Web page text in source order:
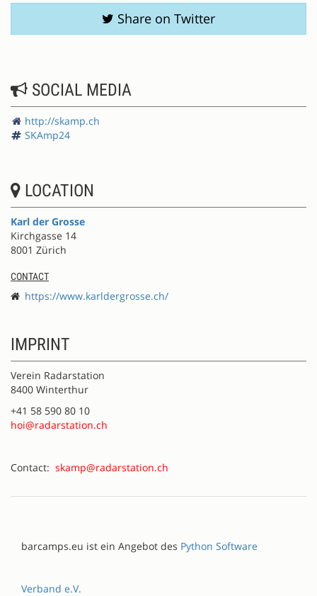
Share on Twitter
SOCIAL MEDIA
http://skamp.ch
SKAmp24
LOCATION
Karl der Grosse
Kirchgasse 14
8001 Zürich
CONTACT
https://www.karldergrosse.ch/
IMPRINT
Verein Radarstation
8400 Winterthur
+41 58 590 80 10
hoi@radarstation.ch
Contact: skamp@radarstation.ch
barcamps.eu ist ein Angebot des Python Software
Verband e.V.